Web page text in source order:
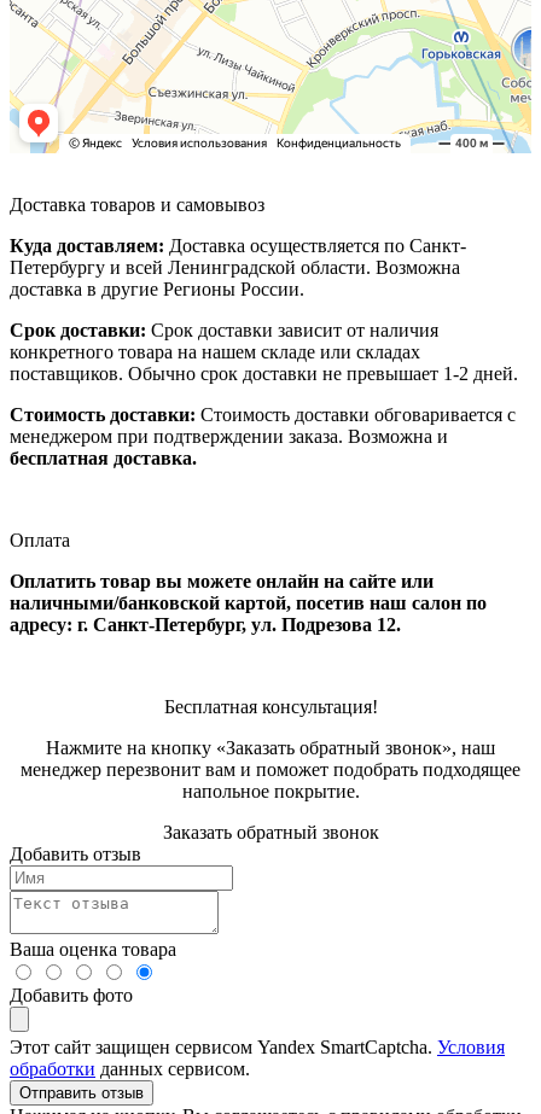
Доставка товаров и самовывоз
Куда доставляем: Доставка осуществляется по Санкт-
Петербургу и всей Ленинградской области. Возможна
доставка в другие Регионы России.
Срок доставки: Срок доставки зависит от наличия
конкретного товара на нашем складе или складах
поставщиков. Обычно срок доставки не превышает 1-2 дней.
Стоимость доставки: Стоимость доставки обговаривается с
менеджером при подтверждении заказа. Возможна и
бесплатная доставка.
Оплата
Оплатить товар вы можете онлайн на сайте или
наличными/банковской картой, посетив наш салон по
адресу: г. Санкт-Петербург, ул. Подрезова 12.
Бесплатная консультация!
Нажмите на кнопку «Заказать обратный звонок», наш
менеджер перезвонит вам и поможет подобрать подходящее
напольное покрытие.
Заказать обратный звонок
Добавить отзыв
Ваша оценка товара
Добавить фото
Этот сайт защищен сервисом Yandex SmartCaptcha. Условия
обработки данных сервисом.
Отправить отзыв